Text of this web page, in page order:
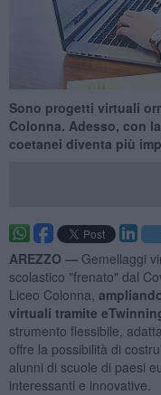
Sono progetti virtuali
Colonna. Adesso, con
coetanei diventa più
AREZZO — Gemellaggi
scolastico "frenato" dal
Liceo Colonna,
virtuali tramite
strumento flessibile,
offre la possibilità di
alunni di scuole di paesi
interessanti e innovative.